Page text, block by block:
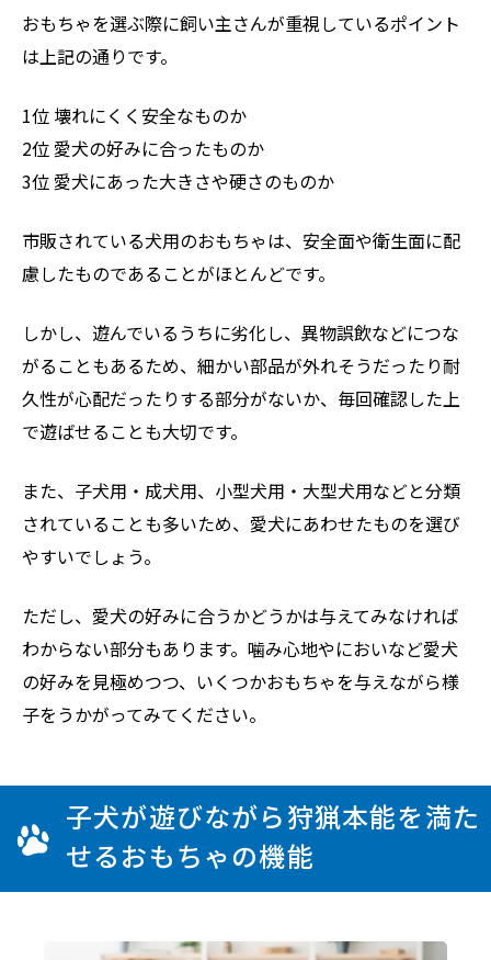
おもちゃを選ぶ際に飼い主さんが重視しているポイント
は上記の通りです。
1位 壊れにくく安全なものか
2位 愛犬の好みに合ったものか
3位 愛犬にあった大きさや硬さのものか
市販されている犬用のおもちゃは、安全面や衛生面に配
慮したものであることがほとんどです。
しかし、遊んでいるうちに劣化し、異物誤飲などにつな
がることもあるため、細かい部品が外れそうだったり耐
久性が心配だったりする部分がないか、毎回確認した上
で遊ばせることも大切です。
また、子犬用・成犬用、小型犬用・大型犬用などと分類
されていることも多いため、愛犬にあわせたものを選び
やすいでしょう。
ただし、愛犬の好みに合うかどうかは与えてみなければ
わからない部分もあります。噛み心地やにおいなど愛犬
の好みを見極めつつ、いくつかおもちゃを与えながら様
子をうかがってみてください。
子犬が遊びながら狩猟本能を満た
せるおもちゃの機能